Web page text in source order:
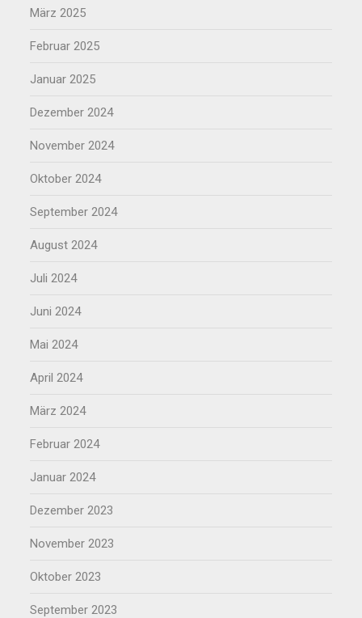
März 2025
Februar 2025
Januar 2025
Dezember 2024
November 2024
Oktober 2024
September 2024
August 2024
Juli 2024
Juni 2024
Mai 2024
April 2024
März 2024
Februar 2024
Januar 2024
Dezember 2023
November 2023
Oktober 2023
September 2023